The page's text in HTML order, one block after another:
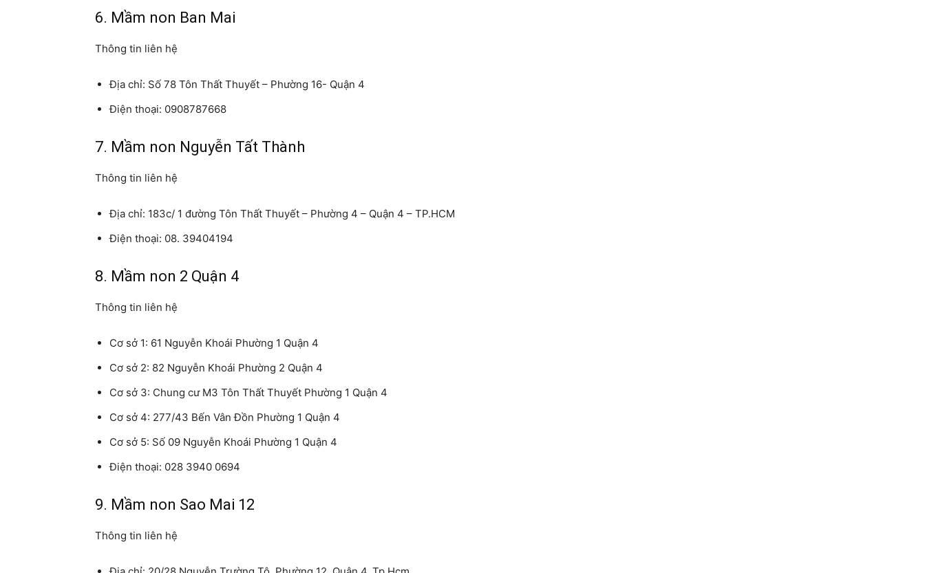
6. Mầm non Ban Mai
Thông tin liên hệ
Địa chỉ: Số 78 Tôn Thất Thuyết – Phường 16- Quận 4
Điện thoại: 0908787668
7. Mầm non Nguyễn Tất Thành
Thông tin liên hệ
Địa chỉ: 183c/ 1 đường Tôn Thất Thuyết – Phường 4 – Quận 4 – TP.HCM
Điện thoại: 08. 39404194
8. Mầm non 2 Quận 4
Thông tin liên hệ
Cơ sở 1: 61 Nguyễn Khoái Phường 1 Quận 4
Cơ sở 2: 82 Nguyễn Khoái Phường 2 Quận 4
Cơ sở 3: Chung cư M3 Tôn Thất Thuyết Phường 1 Quận 4
Cơ sở 4: 277/43 Bến Vân Đồn Phường 1 Quận 4
Cơ sở 5: Số 09 Nguyễn Khoái Phường 1 Quận 4
Điện thoại: 028 3940 0694
9. Mầm non Sao Mai 12
Thông tin liên hệ